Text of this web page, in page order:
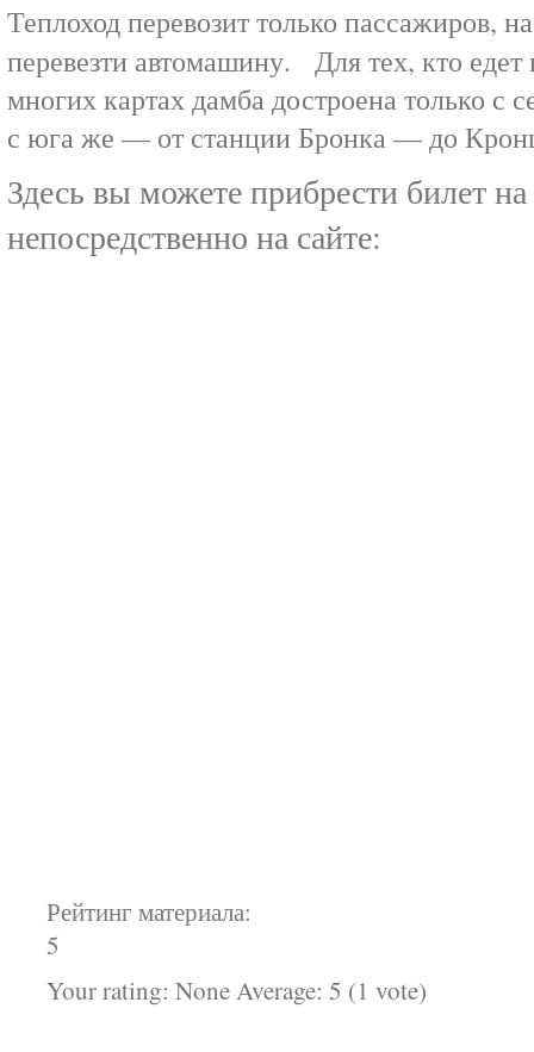
Теплоход перевозит только пассажиров,
перевезти автомашину. Для тех, кто едет
многих картах дамба достроена только с
с юга же — от станции Бронка — до
Здесь вы можете прибрести билет
непосредственно на сайте:
Рейтинг материала:
5
Your rating: None Average: 5 (1 vote)